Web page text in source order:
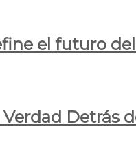
el futuro
Detrás